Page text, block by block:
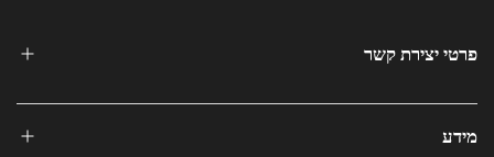
פרטי יצירת קשר
מידע